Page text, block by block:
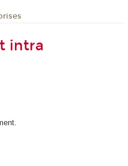
intra